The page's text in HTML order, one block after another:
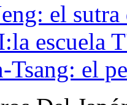
el sutra
escuela
Tsang: el